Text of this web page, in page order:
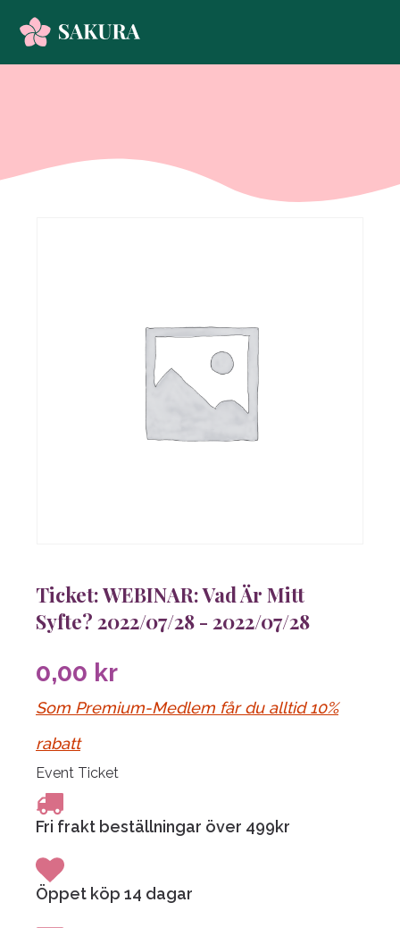
Ticket: WEBINAR: Vad Är Mitt
Syfte? 2022/07/28 - 2022/07/28
0,00 kr
Som Premium-Medlem får du alltid 10%
rabatt
Event Ticket
Fri frakt beställningar över 499kr
Öppet köp 14 dagar